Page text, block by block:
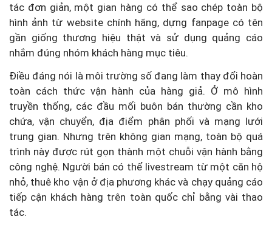
tác đơn giản, một gian hàng có thể sao chép toàn bộ
hình ảnh từ website chính hãng, dựng fanpage có tên
gần giống thương hiệu thật và sử dụng quảng cáo
nhắm đúng nhóm khách hàng mục tiêu.
Điều đáng nói là môi trường số đang làm thay đổi hoàn
toàn cách thức vận hành của hàng giả. Ở mô hình
truyền thống, các đầu mối buôn bán thường cần kho
chứa, vận chuyển, địa điểm phân phối và mạng lưới
trung gian. Nhưng trên không gian mạng, toàn bộ quá
trình này được rút gọn thành một chuỗi vận hành bằng
công nghệ. Người bán có thể livestream từ một căn hộ
nhỏ, thuê kho vận ở địa phương khác và chạy quảng cáo
tiếp cận khách hàng trên toàn quốc chỉ bằng vài thao
tác.